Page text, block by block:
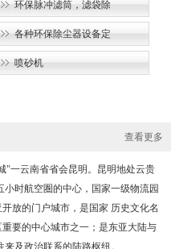
环保脉冲滤筒，滤袋除
各种环保除尘器设备定
喷砂机
查看更多
"一云南省省会昆明。昆明地处云贵
时航空圏的中心，国家一级物流园
放的门户城市，是国家 历史文化名
要的中心城市之一；是东亚大陆与
及政治联系的陆路枢纽。